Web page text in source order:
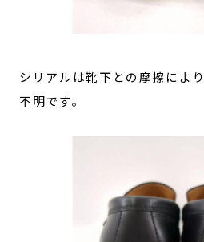
シリアルは靴下との摩擦によ
不明です。